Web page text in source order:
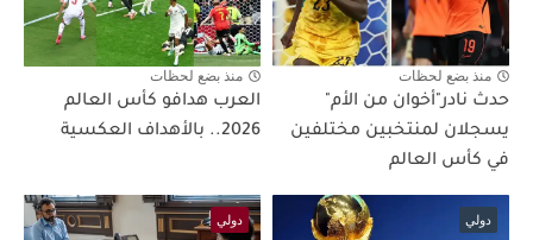
منذ بضع لحظات
حدث نادر"أخوان من الأم"
يسجلان لمنتخبين مختلفين
في كأس العالم
منذ بضع لحظات
العرب هدافو كأس العالم
2026.. بالأهداف العكسية
دولي دولي